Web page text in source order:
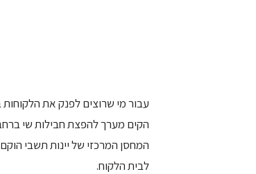
עבור מי שרוצים לפנק את
הקים מערך להפצת חבילות שי
המחסן המרכזי של יינות תשבי
לבית הלקוח.